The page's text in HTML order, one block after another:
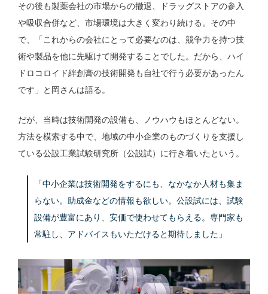
その後も製薬会社の市場からの撤退、ドラッグストアの参入
や吸収合併など、市場環境は大きく変わり続ける。その中
で、「これからの会社にとって必要なのは、競争力を持つ技
術や製品を他に先駆けて開発することでした。だから、ハイ
ドロコロイド絆創膏の技術開発も自社で行う必要があったん
です」と岡さんは語る。
だが、当時は技術開発の設備も、ノウハウもほとんどない。
方法を模索する中で、地域の中小企業のものづくりを支援し
ている公設工業試験研究所（公設試）に行き着いたという。
「中小企業は技術開発をするにも、なかなか人材も集ま
らない。助成金などの情報も欲しい。公設試には、試験
設備が豊富にあり、安価で使わせてもらえる。専門家も
常駐し、アドバイスもいただけると期待しました」